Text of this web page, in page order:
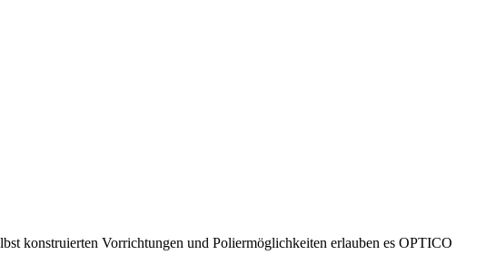
konstruierten Vorrichtungen und Poliermöglichkeiten erlauben es OPTICO